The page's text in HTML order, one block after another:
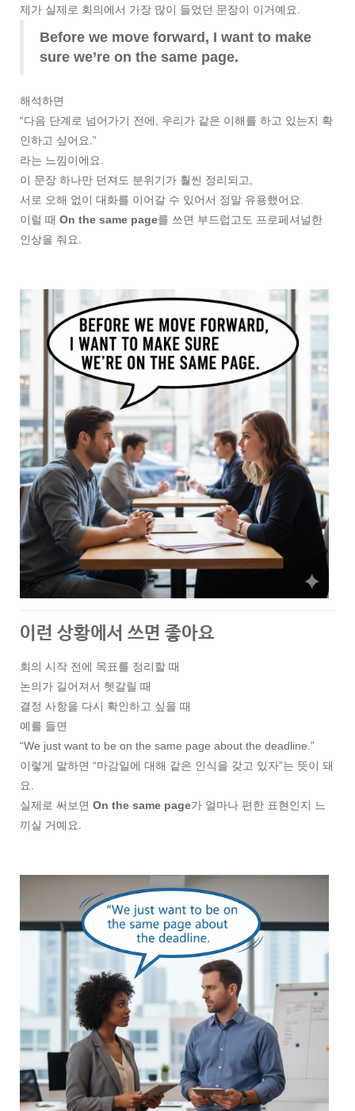
제가 실제로 회의에서 가장 많이 들었던 문장이 이거예요.
Before we move forward, I want to make
sure we’re on the same page.
해석하면
“다음 단계로 넘어가기 전에, 우리가 같은 이해를 하고 있는지 확
인하고 싶어요.”
라는 느낌이에요.
이 문장 하나만 던져도 분위기가 훨씬 정리되고,
서로 오해 없이 대화를 이어갈 수 있어서 정말 유용했어요.
이럴 때 On the same page를 쓰면 부드럽고도 프로페셔널한
인상을 줘요.
이런 상황에서 쓰면 좋아요
회의 시작 전에 목표를 정리할 때
논의가 길어져서 헷갈릴 때
결정 사항을 다시 확인하고 싶을 때
예를 들면
“We just want to be on the same page about the deadline.”
이렇게 말하면 “마감일에 대해 같은 인식을 갖고 있자”는 뜻이 돼
요.
실제로 써보면 On the same page가 얼마나 편한 표현인지 느
끼실 거예요.